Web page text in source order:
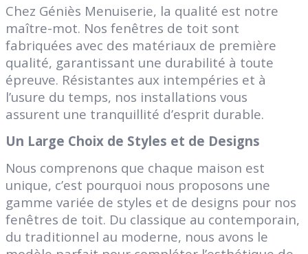
Chez Géniès Menuiserie, la qualité est notre
maître-mot. Nos fenêtres de toit sont
fabriquées avec des matériaux de première
qualité, garantissant une durabilité à toute
épreuve. Résistantes aux intempéries et à
l’usure du temps, nos installations vous
assurent une tranquillité d’esprit durable.
Un Large Choix de Styles et de Designs
Nous comprenons que chaque maison est
unique, c’est pourquoi nous proposons une
gamme variée de styles et de designs pour nos
fenêtres de toit. Du classique au contemporain,
du traditionnel au moderne, nous avons le